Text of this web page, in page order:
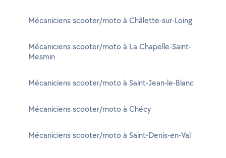
Mécaniciens scooter/moto à Châlette-sur-Loing
Mécaniciens scooter/moto à La Chapelle-Saint-
Mesmin
Mécaniciens scooter/moto à Saint-Jean-le-Blanc
Mécaniciens scooter/moto à Chécy
Mécaniciens scooter/moto à Saint-Denis-en-Val